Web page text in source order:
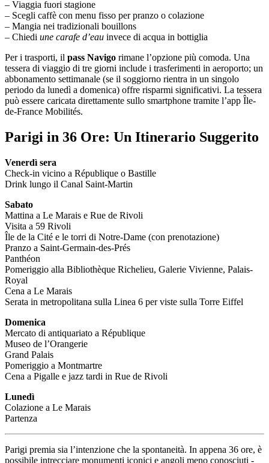
– Viaggia fuori stagione
– Scegli caffè con menu fisso per pranzo o colazione
– Mangia nei tradizionali bouillons
– Chiedi une carafe d’eau invece di acqua in bottiglia
Per i trasporti, il pass Navigo rimane l’opzione più comoda. Una
tessera di viaggio di tre giorni include i trasferimenti in aeroporto; un
abbonamento settimanale (se il soggiorno rientra in un singolo
periodo da lunedì a domenica) offre risparmi significativi. La tessera
può essere caricata direttamente sullo smartphone tramite l’app Île-
de-France Mobilités.
Parigi in 36 Ore: Un Itinerario Suggerito
Venerdì sera
Check-in vicino a République o Bastille
Drink lungo il Canal Saint-Martin
Sabato
Mattina a Le Marais e Rue de Rivoli
Visita a 59 Rivoli
Île de la Cité e le torri di Notre-Dame (con prenotazione)
Pranzo a Saint-Germain-des-Prés
Panthéon
Pomeriggio alla Bibliothèque Richelieu, Galerie Vivienne, Palais-
Royal
Cena a Le Marais
Serata in metropolitana sulla Linea 6 per viste sulla Torre Eiffel
Domenica
Mercato di antiquariato a République
Museo de l’Orangerie
Grand Palais
Pomeriggio a Montmartre
Cena a Pigalle e jazz tardi in Rue de Rivoli
Lunedì
Colazione a Le Marais
Partenza
Parigi premia sia l’intenzione che la spontaneità. In appena 36 ore, è
possibile intrecciare monumenti iconici e angoli meno conosciuti -